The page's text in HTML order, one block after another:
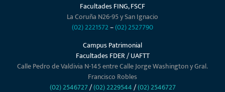
Facultades FING, FSCF
La Coruña N26-95 y San Ignacio
(02) 2221572–(02) 2527790
Campus Patrimonial
Facultades FDER / UAFTT
Calle Pedro de Valdivia N-145 entre Calle Jorge Washington y Gral.
Francisco Robles
(02) 2546727/(02) 2229544/(02) 2546727